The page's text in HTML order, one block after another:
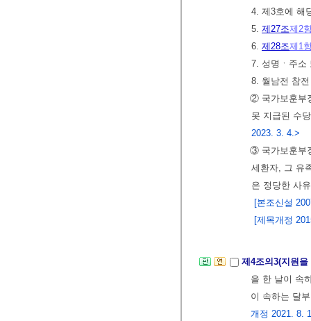
4. 제3호에 해
5. 제27조제2
6. 제28조제1
7. 성명ㆍ주소
8. 월남전 참
② 국가보훈부
못 지급된 수
2023. 3. 4.>
③ 국가보훈부
세환자, 그 유
은 정당한 사
[본조신설
[제목개정
제4조의3(지원
을 한 날이 속
이 속하는 달
개정 2021. 8.